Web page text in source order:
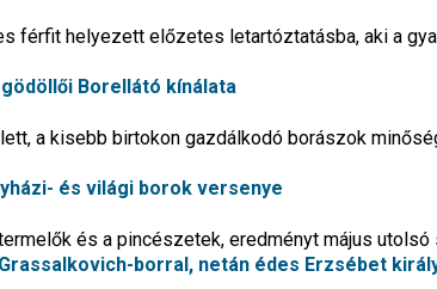
férfit helyezett előzetes letartóztatásba, aki a
Borellátó kínálata
a kisebb birtokon gazdálkodó borászok
és világi borok versenye
és a pincészetek, eredményt május utolsó
borral, netán édes Erzsébet